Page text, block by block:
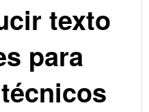
texto
para